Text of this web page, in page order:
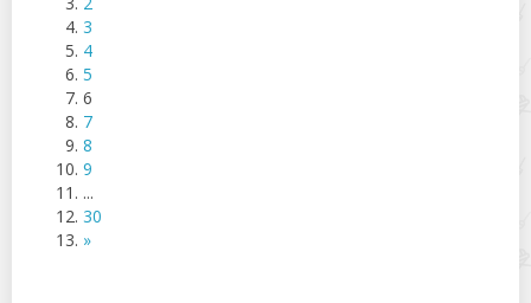
3
4
5
6
7
8
9
...
30
»